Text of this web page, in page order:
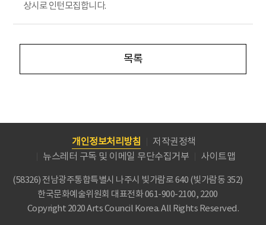
상시로 인턴모집합니다.
목록
개인정보처리방침
저작권정책
뉴스레터 구독 및 이메일 무단수집거부
사이트맵
(58326) 전남광주통합특별시 나주시 빛가람로 640 (빛가람동 352)
한국문화예술위원회 대표전화 061-900-2100, 2200
Copyright 2020 Arts Council Korea. All Rights Reserved.